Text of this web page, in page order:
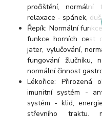
pročištění, normální
relaxace - spánek,
Řepík: Normální
funkce horních cest
jater, vylučování,
fungování žlučníku,
normální činnost
Lékořice: Přirozená
imunitní systém -
systém - klid,
střevního traktu,